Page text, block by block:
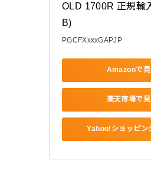
OLD 1700R 正規輸
B)
PGCFXxxxGAPJP
Amazonで見
楽天市場で見
Yahoo!ショッピン